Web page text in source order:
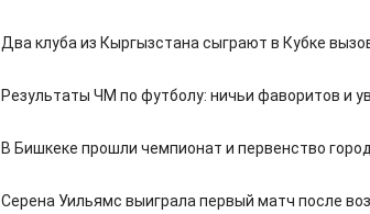
Два клуба из Кыргызстана сыграют в Кубке
Результаты ЧМ по футболу: ничьи фаворитов и
В Бишкеке прошли чемпионат и первенство
Серена Уильямс выиграла первый матч после